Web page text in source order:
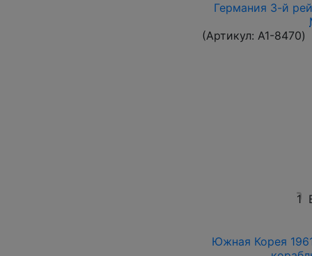
Германия 3-й
(Артикул: A1-8470)
1
Южная Корея